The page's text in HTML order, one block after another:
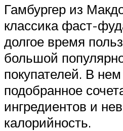
Гамбургер из
классика фаст-
долгое время
большой
покупателей. В
подобранное
ингредиентов и
калорийность.